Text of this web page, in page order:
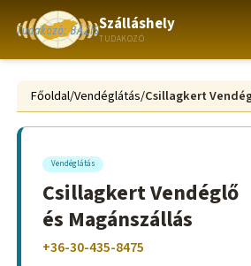
Szálláshely
TUDAKOZÓ
Főoldal/Vendéglátás/
Vendéglátás
Csillagkert Vendéglő
és Magánszállás
+36-30-435-8475